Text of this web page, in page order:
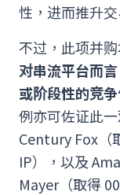
性，进而推升
不过，此项并
对串流平台而
或阶段性的竞
例亦可佐证此
Century Fox（
IP），以及
Mayer（取得